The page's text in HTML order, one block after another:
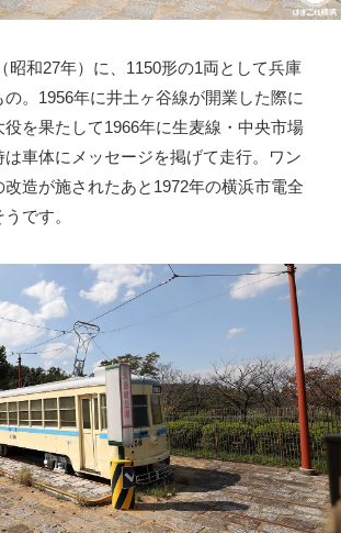
昭和27年）に、1150形の1両として兵庫
。1956年に井土ヶ谷線が開業した際に
役を果たして1966年に生麦線・中央市場
車体にメッセージを掲げて走行。ワン
造が施されたあと1972年の横浜市電全
です。